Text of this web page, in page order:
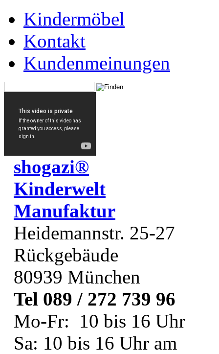
Kindermöbel
Kontakt
Kundenmeinungen
shogazi®
Kinderwelt
Manufaktur
Heidemannstr. 25-27
Rückgebäude
80939 München
Tel 089 / 272 739 96
Mo-Fr: 10 bis 16 Uhr
Sa: 10 bis 16 Uhr am